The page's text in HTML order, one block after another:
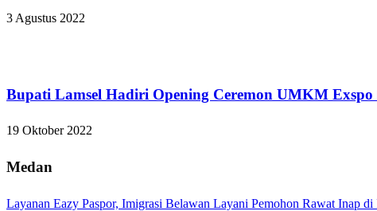
3 Agustus 2022
Bupati Lamsel Hadiri Opening Ceremon UMKM Exspo
19 Oktober 2022
Medan
Layanan Eazy Paspor, Imigrasi Belawan Layani Pemohon Rawat Inap di